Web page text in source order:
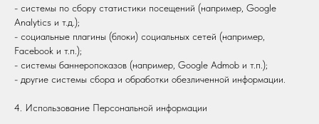
- системы по сбору статистики посещений (например, Google
Analytics и т.д.);
- социальные плагины (блоки) социальных сетей (например,
Facebook и т.п.);
- системы баннеропоказов (например, Google Admob и т.п.);
- другие системы сбора и обработки обезличенной информации.
4. Использование Персональной информации